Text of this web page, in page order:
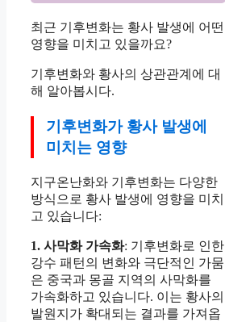
최근 기후변화는 황사 발생에 어떤
영향을 미치고 있을까요?
기후변화와 황사의 상관관계에 대
해 알아봅시다.
기후변화가 황사 발생에
미치는 영향
지구온난화와 기후변화는 다양한
방식으로 황사 발생에 영향을 미치
고 있습니다:
1. 사막화 가속화: 기후변화로 인한
강수 패턴의 변화와 극단적인 가뭄
은 중국과 몽골 지역의 사막화를
가속화하고 있습니다. 이는 황사의
발원지가 확대되는 결과를 가져옵